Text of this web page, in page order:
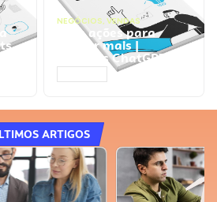
NEGÓCIOS, VENDAS
Faça ações para
vender mais |
Prompts ChatGPT
ARTIGOS